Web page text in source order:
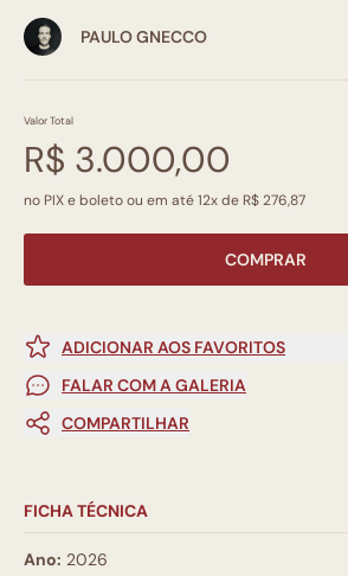
PAULO GNECCO
Valor Total
R$ 3.000,00
no PIX e boleto ou em até 12x de R$ 276,87
COMPRAR
ADICIONAR AOS FAVORITOS
FALAR COM A GALERIA
COMPARTILHAR
FICHA TÉCNICA
Ano: 2026